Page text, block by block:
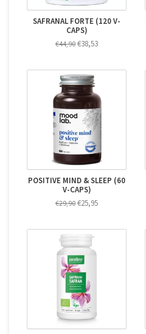
SAFRANAL FORTE (120 V-
CAPS)
€44,90 €38,53
POSITIVE MIND & SLEEP (60
V-CAPS)
€29,90 €25,95